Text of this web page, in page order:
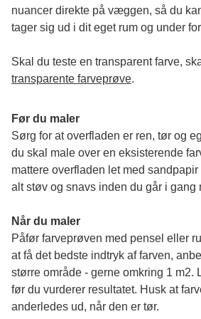
nuancer direkte på væggen, så du
tager sig ud i dit eget rum og under
transparente farveprøve.
Før du maler
Sørg for at overfladen er ren, tør og
du skal male over en eksisterende
mattere overfladen let med
alt støv og snavs inden du går i gang
Når du maler
Påfør farveprøven med pensel eller
at få det bedste indtryk af farven,
større område - gerne omkring 1 m2.
før du vurderer resultatet. Husk at
anderledes ud, når den er tør.